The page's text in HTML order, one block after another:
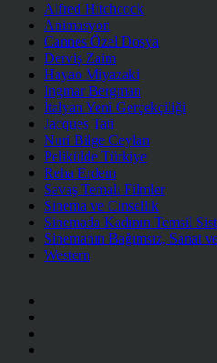
Alfred Hitchcock
Animasyon
Cannes Özel Dosya
Derviş Zaim
Hayao Miyazaki
Ingmar Bergman
İtalyan Yeni Gerçekçiliği
Jacques Tati
Nuri Bilge Ceylan
Pelikülde Türkiye
Reha Erdem
Savaş Temalı Filmler
Sinema ve Cinsellik
Sinemada Kadının Temsil
Sinemanın Bağımsız, Sanat
Western